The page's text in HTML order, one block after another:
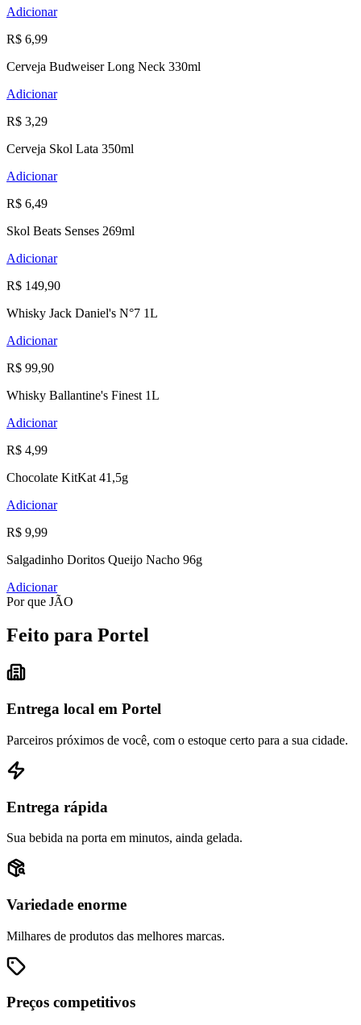
Adicionar
R$ 6,99
Cerveja Budweiser Long Neck 330ml
Adicionar
R$ 3,29
Cerveja Skol Lata 350ml
Adicionar
R$ 6,49
Skol Beats Senses 269ml
Adicionar
R$ 149,90
Whisky Jack Daniel's N°7 1L
Adicionar
R$ 99,90
Whisky Ballantine's Finest 1L
Adicionar
R$ 4,99
Chocolate KitKat 41,5g
Adicionar
R$ 9,99
Salgadinho Doritos Queijo Nacho 96g
Adicionar
Por que JÃO
Feito para Portel
Entrega local em Portel
Parceiros próximos de você, com o estoque certo para a sua cidade.
Entrega rápida
Sua bebida na porta em minutos, ainda gelada.
Variedade enorme
Milhares de produtos das melhores marcas.
Preços competitivos